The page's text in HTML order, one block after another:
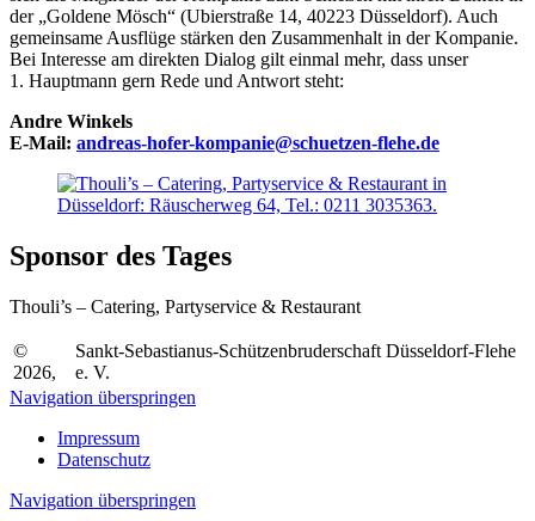
der „Goldene Mösch“ (Ubier­straße 14, 40223 Düssel­dorf). Auch
gemein­same Ausflüge stärken den Zusam­men­halt in der Kompanie.
Bei Interesse am direkten Dialog gilt ein­mal mehr, dass unser
1. Haupt­mann gern Rede und Antwort steht:
Andre Winkels
E-Mail: andreas-hofer-kompanie@schuetzen-flehe.de
Sponsor des Tages
Thouli’s – Catering, Partyservice & Restaurant
©
2026,
Sankt-Sebastianus-Schützenbruderschaft Düsseldorf-Flehe
e. V.
Navigation überspringen
Impressum
Datenschutz
Navigation überspringen